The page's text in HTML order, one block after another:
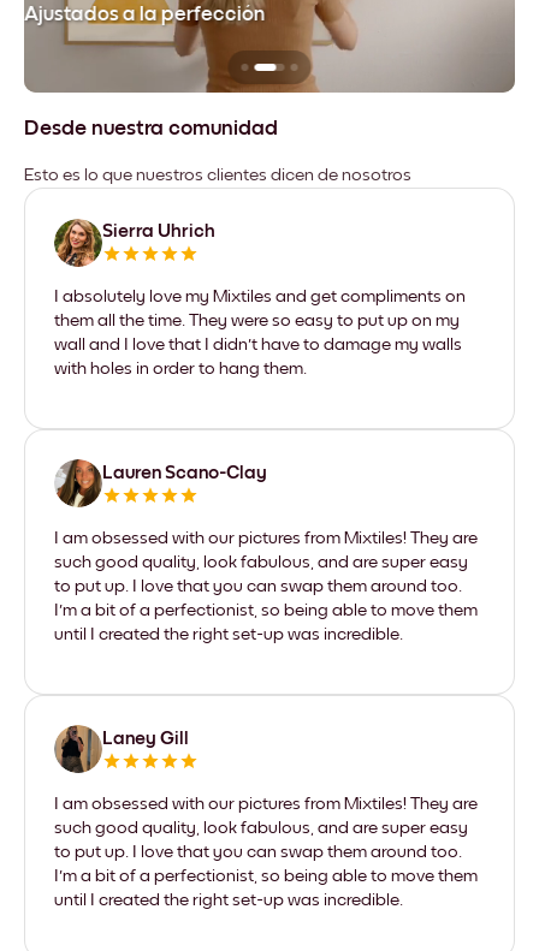
Ajustados a la perfección
Desde nuestra comunidad
Esto es lo que nuestros clientes dicen de nosotros
Sierra Uhrich
I absolutely love my Mixtiles and get compliments on
them all the time. They were so easy to put up on my
wall and I love that I didn't have to damage my walls
with holes in order to hang them.
Lauren Scano-Clay
I am obsessed with our pictures from Mixtiles! They are
such good quality, look fabulous, and are super easy
to put up. I love that you can swap them around too.
I'm a bit of a perfectionist, so being able to move them
until I created the right set-up was incredible.
Laney Gill
I am obsessed with our pictures from Mixtiles! They are
such good quality, look fabulous, and are super easy
to put up. I love that you can swap them around too.
I'm a bit of a perfectionist, so being able to move them
until I created the right set-up was incredible.